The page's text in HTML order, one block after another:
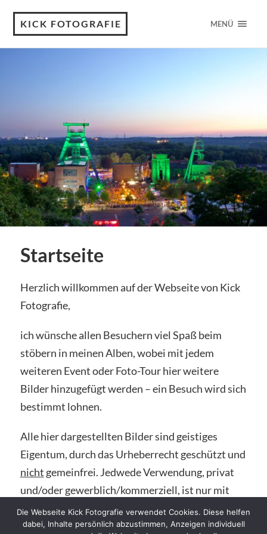
KICK FOTOGRAFIE MENÜ
Startseite
Herzlich willkommen auf der Webseite von Kick
Fotografie,
ich wünsche allen Besuchern viel Spaß beim
stöbern in meinen Alben, wobei mit jedem
weiteren Event oder Foto-Tour hier weitere
Bilder hinzugefügt werden – ein Besuch wird sich
bestimmt lohnen.
Alle hier dargestellten Bilder sind geistiges
Eigentum, durch das Urheberrecht geschützt und
nicht gemeinfrei. Jedwede Verwendung, privat
und/oder gewerblich/kommerziell, ist nur mit
meiner schriftlichen Zustimmung gestattet.
Die Webseite Kick Fotografie verwendet Cookies. Diese helfen
dabei, Inhalte persönlich abzustimmen, Anzeigen individuell